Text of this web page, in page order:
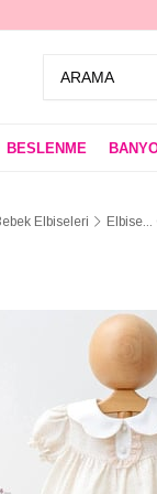
BESLENME
Elbiseleri Elbise...